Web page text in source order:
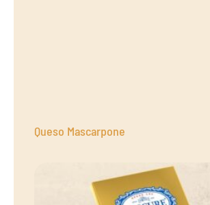
Queso Mascarpone